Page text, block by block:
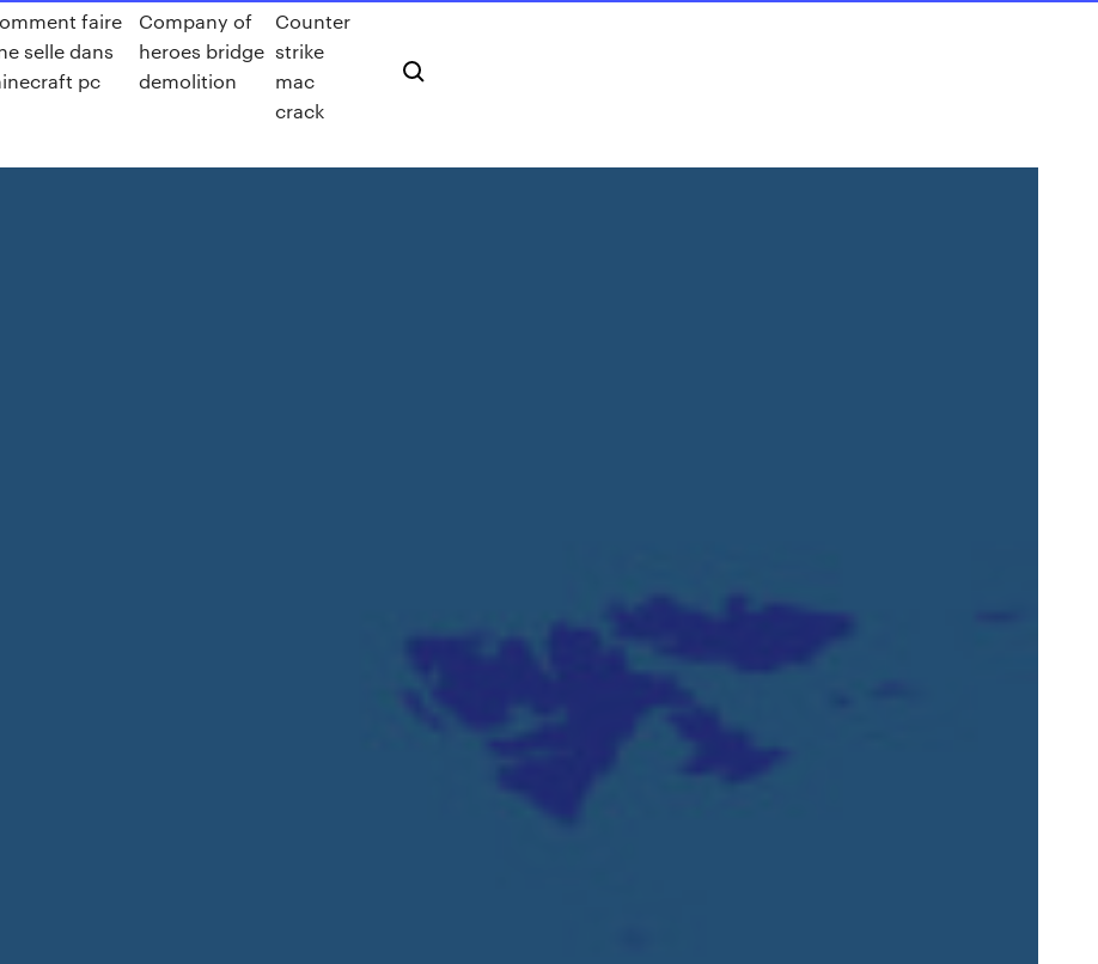
faire
selle dans
pc
Company of
heroes bridge
demolition
Counter
strike
mac
crack